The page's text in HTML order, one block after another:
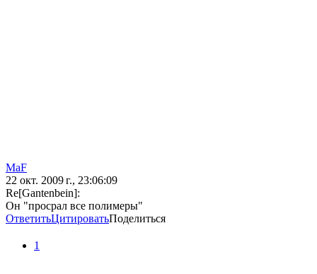
MaF
22 окт. 2009 г., 23:06:09
Re[Gantenbein]:
Он "просрал все полимеры"
ОтветитьЦитироватьПоделиться
1